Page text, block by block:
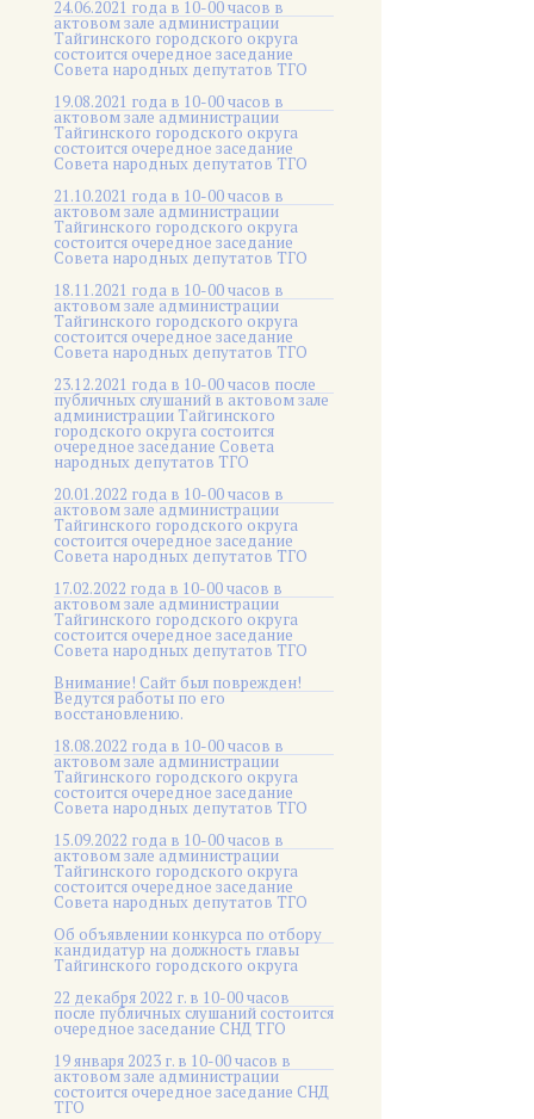
24.06.2021 года в 10-00 часов в
актовом зале администрации
Тайгинского городского округа
состоится очередное заседание
Совета народных депутатов ТГО
19.08.2021 года в 10-00 часов в
актовом зале администрации
Тайгинского городского округа
состоится очередное заседание
Совета народных депутатов ТГО
21.10.2021 года в 10-00 часов в
актовом зале администрации
Тайгинского городского округа
состоится очередное заседание
Совета народных депутатов ТГО
18.11.2021 года в 10-00 часов в
актовом зале администрации
Тайгинского городского округа
состоится очередное заседание
Совета народных депутатов ТГО
23.12.2021 года в 10-00 часов после
публичных слушаний в актовом зале
администрации Тайгинского
городского округа состоится
очередное заседание Совета
народных депутатов ТГО
20.01.2022 года в 10-00 часов в
актовом зале администрации
Тайгинского городского округа
состоится очередное заседание
Совета народных депутатов ТГО
17.02.2022 года в 10-00 часов в
актовом зале администрации
Тайгинского городского округа
состоится очередное заседание
Совета народных депутатов ТГО
Внимание! Сайт был поврежден!
Ведутся работы по его
восстановлению.
18.08.2022 года в 10-00 часов в
актовом зале администрации
Тайгинского городского округа
состоится очередное заседание
Совета народных депутатов ТГО
15.09.2022 года в 10-00 часов в
актовом зале администрации
Тайгинского городского округа
состоится очередное заседание
Совета народных депутатов ТГО
Об объявлении конкурса по отбору
кандидатур на должность главы
Тайгинского городского округа
22 декабря 2022 г. в 10-00 часов
после публичных слушаний состоится
очередное заседание СНД ТГО
19 января 2023 г. в 10-00 часов в
актовом зале администрации
состоится очередное заседание СНД
ТГО